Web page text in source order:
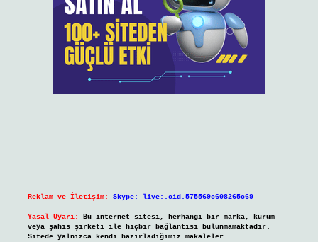
Reklam ve İletişim: Skype: live:.cid.575569c608265c69
Yasal Uyarı:
Bu internet sitesi, herhangi bir marka, kurum
veya şahıs şirketi ile hiçbir bağlantısı bulunmamaktadır.
Sitede yalnızca kendi hazırladığımız makaleler